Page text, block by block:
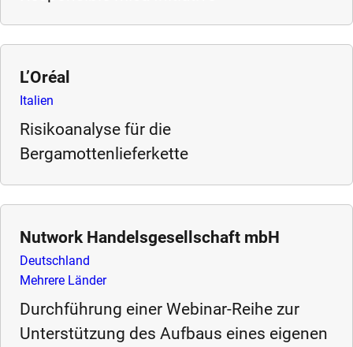
L’Oréal
Italien
Risikoanalyse für die
Bergamottenlieferkette
Nutwork Handelsgesellschaft mbH
Deutschland
Mehrere Länder
Durchführung einer Webinar-Reihe zur
Unterstützung des Aufbaus eines eigenen